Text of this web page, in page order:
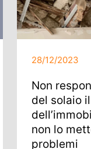
28/12/2023
Non
del solaio
non lo
problemi